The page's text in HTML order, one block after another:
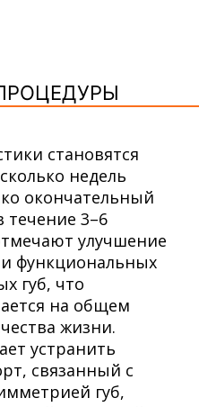
становятся
недель
окончательный
течение 3–6
улучшение
и функциональных
губ, что
на общем
жизни.
устранить
связанный с
губ,